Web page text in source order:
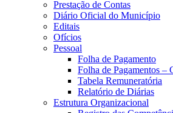
Prestação de Contas
Diário Oficial do Município
Editais
Ofícios
Pessoal
Folha de Pagamento
Folha de Pagamentos –
Tabela Remuneratória
Relatório de Diárias
Estrutura Organizacional